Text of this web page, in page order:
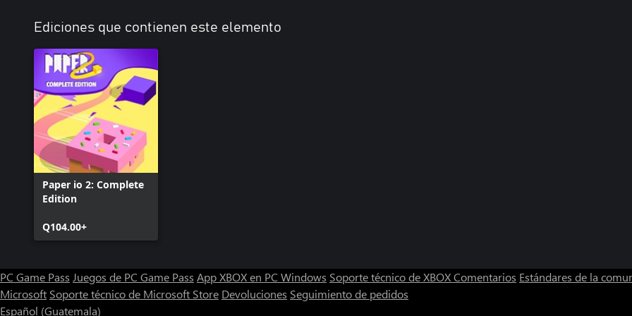
Ediciones que contienen este elemento
Paper io 2: Complete
Edition
Q104.00+
PC Game Pass Juegos de PC Game Pass App XBOX en PC Windows Soporte técnico de XBOXComentarios Estándares de la
Microsoft Soporte técnico de Microsoft Store Devoluciones Seguimiento de pedidos
Español (Guatemala)